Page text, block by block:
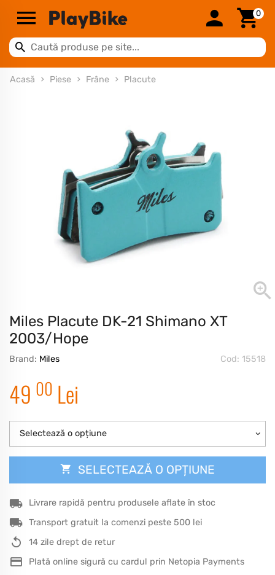
0
Acasă Piese Frâne Placute
Miles Placute DK-21 Shimano XT
2003/Hope
Brand: Miles Cod: 15518
49 00 Lei
Selectează o opțiune
SELECTEAZĂ O OPȚIUNE
Livrare rapidă pentru produsele aflate în stoc
Transport gratuit la comenzi peste 500 lei
14 zile drept de retur
Plată online sigură cu cardul prin Netopia Payments